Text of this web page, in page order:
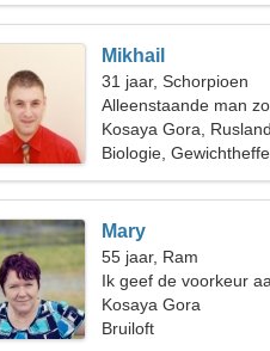
Mikhail
31 jaar, Schorpioen
Alleenstaande man
Kosaya Gora, Rusland
Biologie,
Mary
55 jaar, Ram
Ik geef de voorkeur
podiumkunsten
Kosaya Gora
Bruiloft